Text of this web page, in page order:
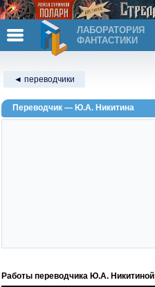
ЛАБОРАТОРИЯ
ФАНТАСТИКИ
◄ переводчики
Переводчик — Ю.А. Никитина
Работы переводчика Ю.А. Никитиной